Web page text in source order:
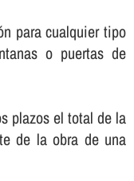
para cualquier tipo
o puertas de
plazos el total de la
de la obra de una